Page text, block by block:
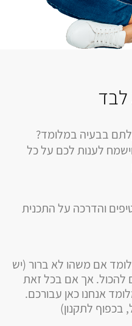
בבעיה במלומד?
לענות לכם על כל
והדרכה על התכנית
אם משהו לא ברור (יש
להכול. אך אם בכל זאת
אנחנו כאן עבורכם.
בכפוף לתקנון)